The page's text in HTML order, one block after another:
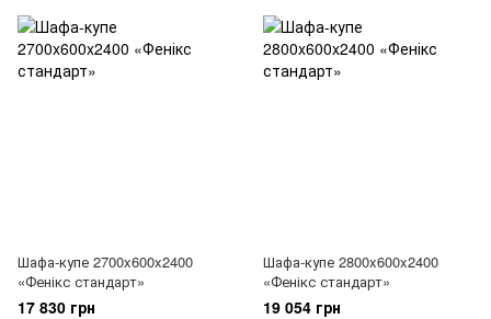
Шафа-купе 2700x600x2400
«Фенікс стандарт»
17 830 грн
Шафа-купе 2800x600x2400
«Фенікс стандарт»
19 054 грн